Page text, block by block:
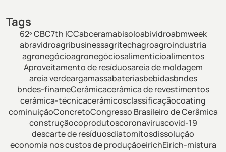
Tags
62º CBC7th ICCabceramabisoloabividroabmweek
abravidroagribusinessagritechagroagroindustria
agronegócioagronegóciosalimenticioalimentos
Aproveitamento de resíduosareia de moldagem
areia verdeargamassabateriasbebidasbndes
bndes-finameCerâmicacerâmica de revestimentos
cerâmica-técnicacerâmicosclassificaçãocoating
cominuiçãoConcretoCongresso Brasileiro de Cerâmica
construçãocoprodutoscoronaviruscovid-19
descarte de resíduosdiatomitosdissolução
economia nos custos de produçãoeirichEirich-mistura